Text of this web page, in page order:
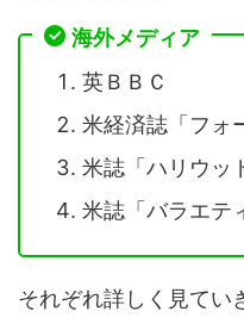
海外メディア
英ＢＢＣ
米経済誌「フォ
米誌「ハリウッ
米誌「バラエテ
それぞれ詳しく見てい